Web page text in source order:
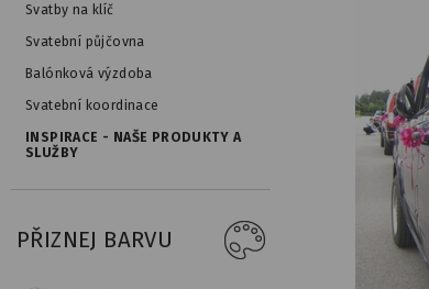
Svatby na klíč
Svatební půjčovna
Balónková výzdoba
Svatební koordinace
INSPIRACE - NAŠE PRODUKTY A
SLUŽBY
PŘIZNEJ BARVU